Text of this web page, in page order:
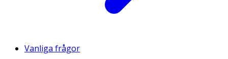
Vanliga frågor